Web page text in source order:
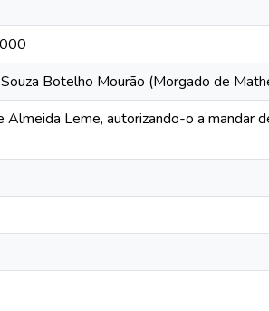
Botelho Mourão (Morgado de
Leme, autorizando-o a mandar